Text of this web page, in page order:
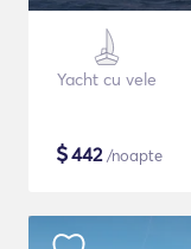
Yacht cu vele
$442/noapte